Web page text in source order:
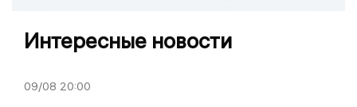
Интересные новости
09/08 20:00